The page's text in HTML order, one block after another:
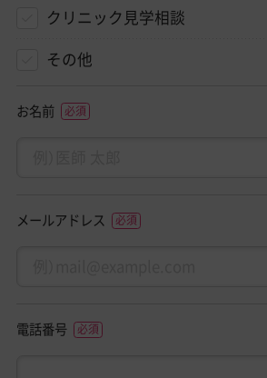
クリニック見学相談
その他
お名前
メールアドレス
電話番号